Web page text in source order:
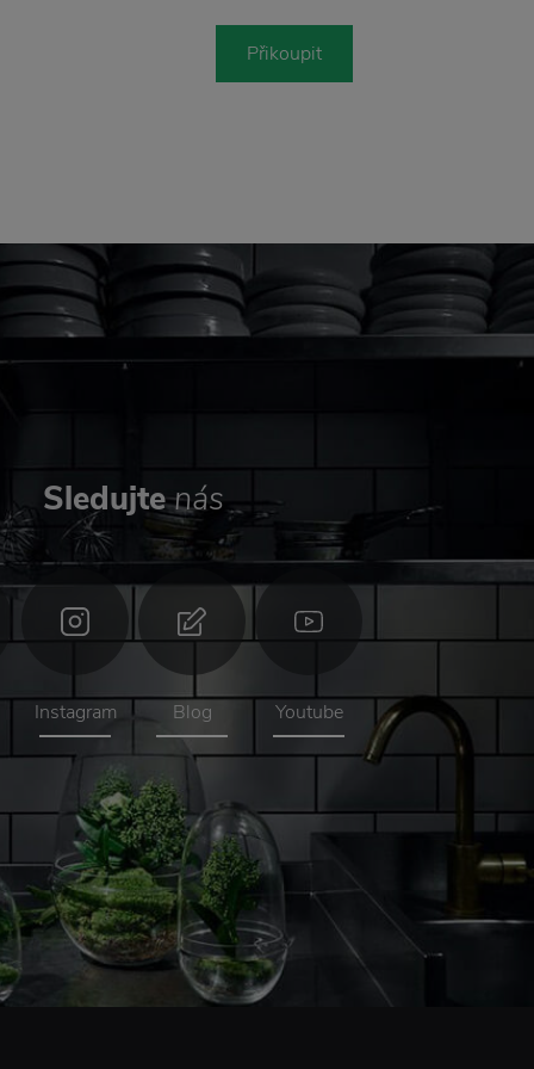
Přikoupit
Sledujtenás
Instagram Blog Youtube